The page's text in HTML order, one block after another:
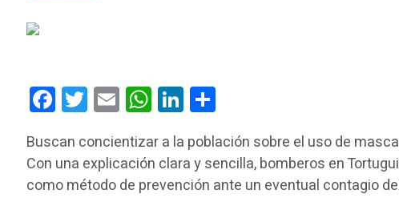
FacebookTwitterEmail WhatsAppLinkedIn
Buscan concientizar a la población sobre el uso de
Con una explicación clara y sencilla, bomberos en
como método de prevención ante un eventual contagio